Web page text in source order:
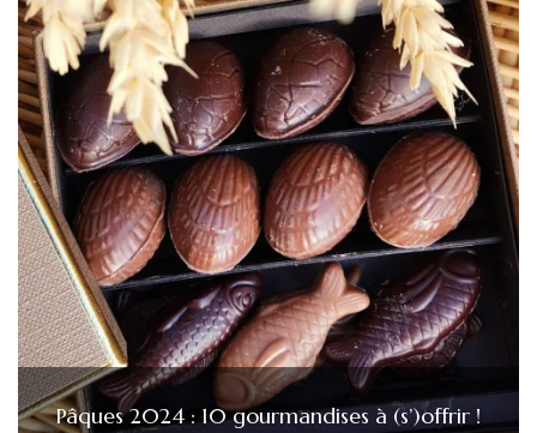
Pâques 2024 : 10 gourmandises à (s’)offrir !